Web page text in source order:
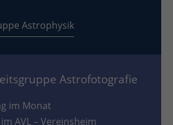
Astrophysik
Astrofotografie
im Monat
AVL – Vereinsheim